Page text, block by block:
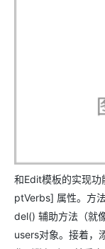
和Edit模板的实现
ptVerbs] 属性。方
del() 辅助方法（就
users对象。接着，